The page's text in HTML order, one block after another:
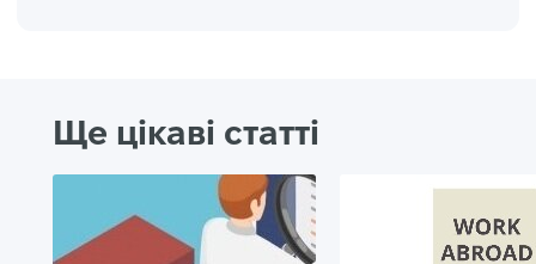
Ще цікаві статті